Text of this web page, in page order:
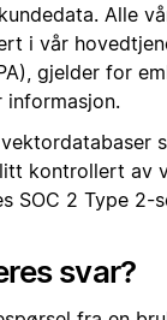
Alle
i vår
gjelder for
informasjon.
kontrollert av
SOC 2 Type 2-
svar?